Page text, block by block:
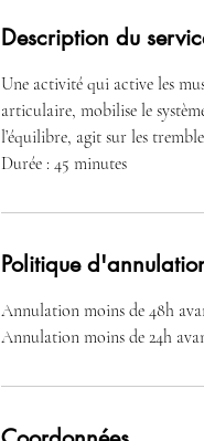
Description du
Une activité qui active les
articulaire, mobilise le
l’équilibre, agit sur les
Durée : 45 minutes
Politique
Annulation moins de 48h